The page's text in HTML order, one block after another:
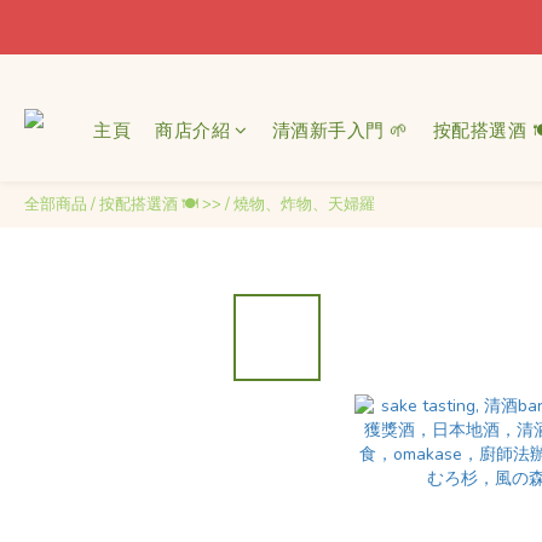
主頁 商店介紹 清酒新手入門 🌱 按配搭選酒
全部商品 /按配搭選酒 🍽 >> /燒物、炸物、天婦羅